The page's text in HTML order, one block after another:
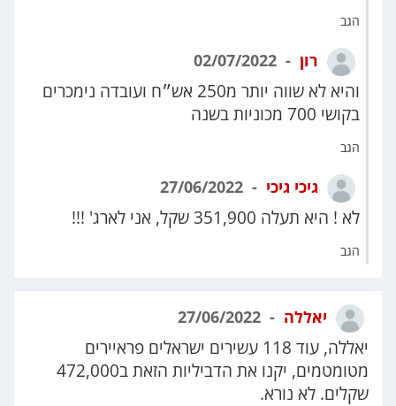
הגב
רון
והיא לא שווה יותר מ250 אש״ח ועובדה נימכרים
בקושי 700 מכוניות בשנה
הגב
גיכי גיכי
לא ! היא תעלה 351,900 שקל, אני לארג' !!!
הגב
יאללה
יאללה, עוד 118 עשירים ישראלים פראיירים
מטומטמים, יקנו את הדביליות הזאת ב472,000
שקלים. לא נורא.